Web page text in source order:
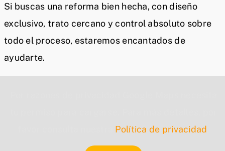
Si buscas una reforma bien hecha, con diseño
exclusivo, trato cercano y control absoluto sobre
todo el proceso, estaremos encantados de
ayudarte.
Política de privacidad